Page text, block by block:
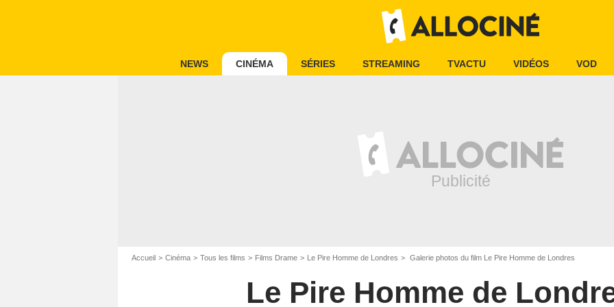
NEWS CINÉMA SÉRIES STREAMING TVACTU VIDÉOS VOD
Accueil Cinéma Tous les films Films Drame Le Pire Homme de Londres Galerie photos du film Le Pire Homme de Londres
Le Pire Homme de